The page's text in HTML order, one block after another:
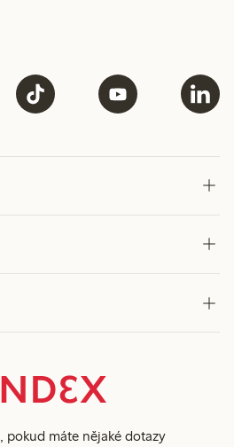
, pokud máte nějaké dotazy